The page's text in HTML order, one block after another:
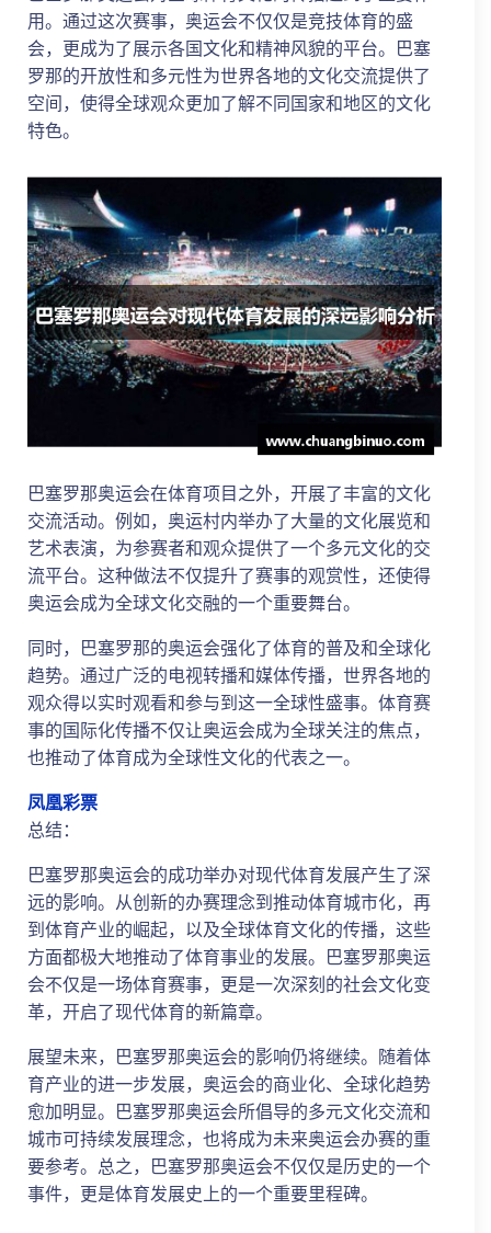
用。通过这次赛事，奥运会不仅仅是竞技体育的盛
会，更成为了展示各国文化和精神风貌的平台。巴塞
罗那的开放性和多元性为世界各地的文化交流提供了
空间，使得全球观众更加了解不同国家和地区的文化
特色。
巴塞罗那奥运会在体育项目之外，开展了丰富的文化
交流活动。例如，奥运村内举办了大量的文化展览和
艺术表演，为参赛者和观众提供了一个多元文化的交
流平台。这种做法不仅提升了赛事的观赏性，还使得
奥运会成为全球文化交融的一个重要舞台。
同时，巴塞罗那的奥运会强化了体育的普及和全球化
趋势。通过广泛的电视转播和媒体传播，世界各地的
观众得以实时观看和参与到这一全球性盛事。体育赛
事的国际化传播不仅让奥运会成为全球关注的焦点，
也推动了体育成为全球性文化的代表之一。
凤凰彩票
总结：
巴塞罗那奥运会的成功举办对现代体育发展产生了深
远的影响。从创新的办赛理念到推动体育城市化，再
到体育产业的崛起，以及全球体育文化的传播，这些
方面都极大地推动了体育事业的发展。巴塞罗那奥运
会不仅是一场体育赛事，更是一次深刻的社会文化变
革，开启了现代体育的新篇章。
展望未来，巴塞罗那奥运会的影响仍将继续。随着体
育产业的进一步发展，奥运会的商业化、全球化趋势
愈加明显。巴塞罗那奥运会所倡导的多元文化交流和
城市可持续发展理念，也将成为未来奥运会办赛的重
要参考。总之，巴塞罗那奥运会不仅仅是历史的一个
事件，更是体育发展史上的一个重要里程碑。